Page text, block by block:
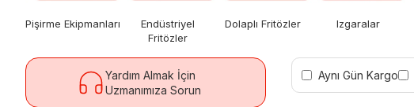
Pişirme Ekipmanları
Endüstriyel
Fritözler
Dolaplı Fritözler Izgaralar
Yardım Almak İçin
Uzmanımıza Sorun
Aynı Gün Kargo